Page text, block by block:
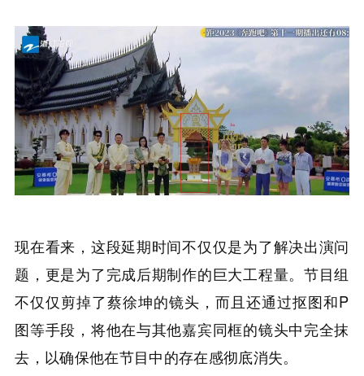
现在看来，这段延期时间不仅仅是为了解决出演问
题，更是为了完成后期制作的巨大工程量。节目组
不仅仅剪掉了蔡徐坤的镜头，而且还通过抠图和P
图等手段，将他在与其他嘉宾同框的镜头中完全抹
去，以确保他在节目中的存在感彻底消失。